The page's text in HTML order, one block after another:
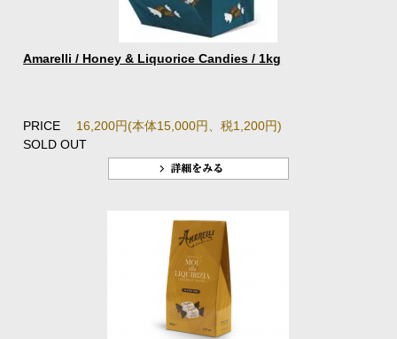
Amarelli / Honey & Liquorice Candies / 1kg
PRICE 16,200円(本体15,000円、税1,200円)
SOLD OUT